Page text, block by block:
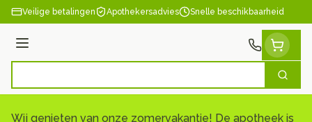
Ga naar de inhoud
Veilige betalingen Apothekersadvies Snelle beschikbaarheid
Menu
Zoek
Wij genieten van onze zomervakantie! De apotheek is